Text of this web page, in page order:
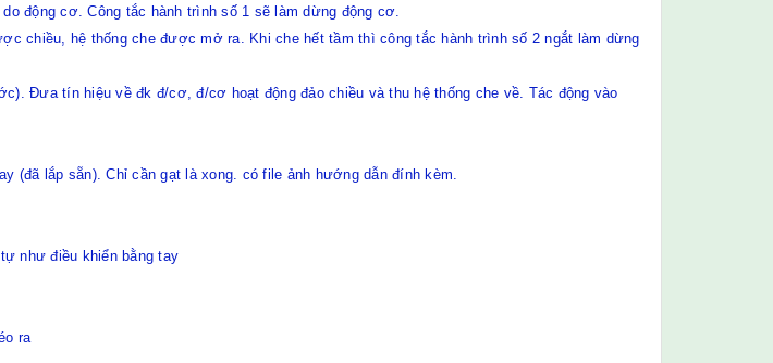
động cơ. Công tắc hành trình số 1 sẽ làm dừng động cơ.
chiều, hệ thống che được mở ra. Khi che hết tầm thì công tắc hành trình số 2 ngắt làm dừng
Đưa tín hiệu về đk đ/cơ, đ/cơ hoạt động đảo chiều và thu hệ thống che về. Tác động vào
(đã lắp sẵn). Chỉ cần gạt là xong. có file ảnh hướng dẫn đính kèm.
như điều khiển bằng tay
ra